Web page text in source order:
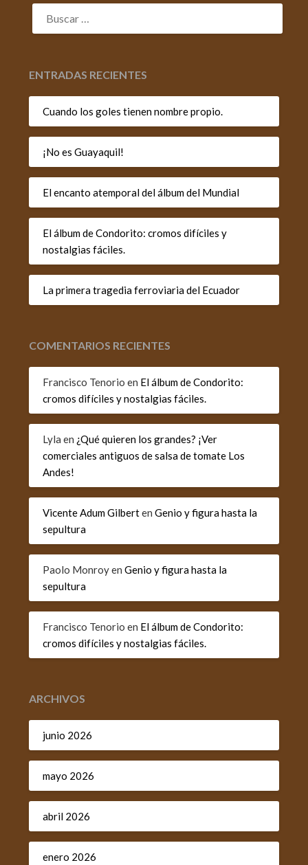
BUSCAR:
ENTRADAS RECIENTES
Cuando los goles tienen nombre propio.
¡No es Guayaquil!
El encanto atemporal del álbum del Mundial
El álbum de Condorito: cromos difíciles y
nostalgias fáciles.
La primera tragedia ferroviaria del Ecuador
COMENTARIOS RECIENTES
Francisco Tenorio en El álbum de Condorito:
cromos difíciles y nostalgias fáciles.
Lyla en ¿Qué quieren los grandes? ¡Ver
comerciales antiguos de salsa de tomate Los
Andes!
Vicente Adum GilbertenGenio y figura hasta la
sepultura
Paolo MonroyenGenio y figura hasta la
sepultura
Francisco Tenorio en El álbum de Condorito:
cromos difíciles y nostalgias fáciles.
ARCHIVOS
junio 2026
mayo 2026
abril 2026
enero 2026